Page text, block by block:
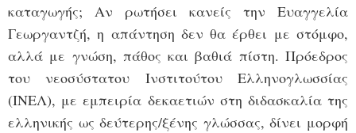
καταγωγής; Αν ρωτήσει κανείς την Ευαγγελία
Γεωργαντζή, η απάντηση δεν θα έρθει με στόμφο,
αλλά με γνώση, πάθος και βαθιά πίστη. Πρόεδρος
του νεοσύστατου Ινστιτούτου Ελληνογλωσσίας
(ΙΝΕΛ), με εμπειρία δεκαετιών στη διδασκαλία της
ελληνικής ως δεύτερης/ξένης γλώσσας, δίνει μορφή